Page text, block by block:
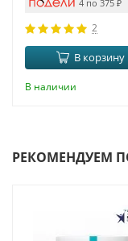
4 по 375 ₽
2
В корзину
В наличии
РЕКОМЕНДУЕМ